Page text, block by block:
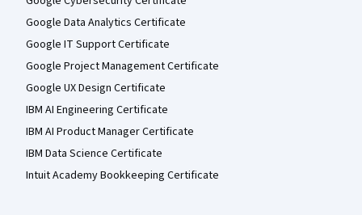
Google Data Analytics Certificate
Google IT Support Certificate
Google Project Management Certificate
Google UX Design Certificate
IBM AI Engineering Certificate
IBM AI Product Manager Certificate
IBM Data Science Certificate
Intuit Academy Bookkeeping Certificate